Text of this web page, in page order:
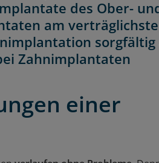
des Ober-
am
sorgfältig
Zahnimplantaten
einer